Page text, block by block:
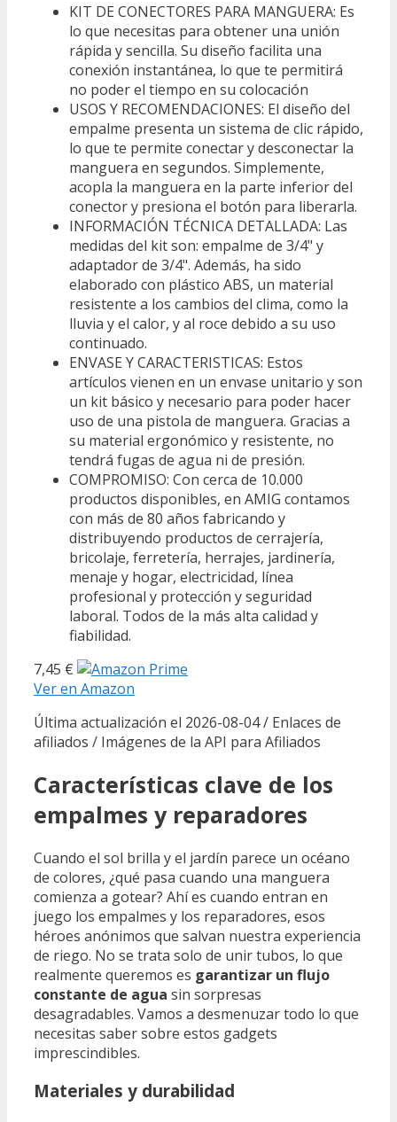
KIT DE CONECTORES PARA MANGUERA: Es
lo que necesitas para obtener una unión
rápida y sencilla. Su diseño facilita una
conexión instantánea, lo que te permitirá
no poder el tiempo en su colocación
USOS Y RECOMENDACIONES: El diseño del
empalme presenta un sistema de clic rápido,
lo que te permite conectar y desconectar la
manguera en segundos. Simplemente,
acopla la manguera en la parte inferior del
conector y presiona el botón para liberarla.
INFORMACIÓN TÉCNICA DETALLADA: Las
medidas del kit son: empalme de 3/4" y
adaptador de 3/4". Además, ha sido
elaborado con plástico ABS, un material
resistente a los cambios del clima, como la
lluvia y el calor, y al roce debido a su uso
continuado.
ENVASE Y CARACTERISTICAS: Estos
artículos vienen en un envase unitario y son
un kit básico y necesario para poder hacer
uso de una pistola de manguera. Gracias a
su material ergonómico y resistente, no
tendrá fugas de agua ni de presión.
COMPROMISO: Con cerca de 10.000
productos disponibles, en AMIG contamos
con más de 80 años fabricando y
distribuyendo productos de cerrajería,
bricolaje, ferretería, herrajes, jardinería,
menaje y hogar, electricidad, línea
profesional y protección y seguridad
laboral. Todos de la más alta calidad y
fiabilidad.
7,45 €
Ver en Amazon
Última actualización el 2026-08-04 / Enlaces de
afiliados / Imágenes de la API para Afiliados
Características clave de los
empalmes y reparadores
Cuando el sol brilla y el jardín parece un océano
de colores, ¿qué pasa cuando una manguera
comienza a gotear? Ahí es cuando entran en
juego los empalmes y los reparadores, esos
héroes anónimos que salvan nuestra experiencia
de riego. No se trata solo de unir tubos, lo que
realmente queremos es garantizar un flujo
constante de agua sin sorpresas
desagradables. Vamos a desmenuzar todo lo que
necesitas saber sobre estos gadgets
imprescindibles.
Materiales y durabilidad